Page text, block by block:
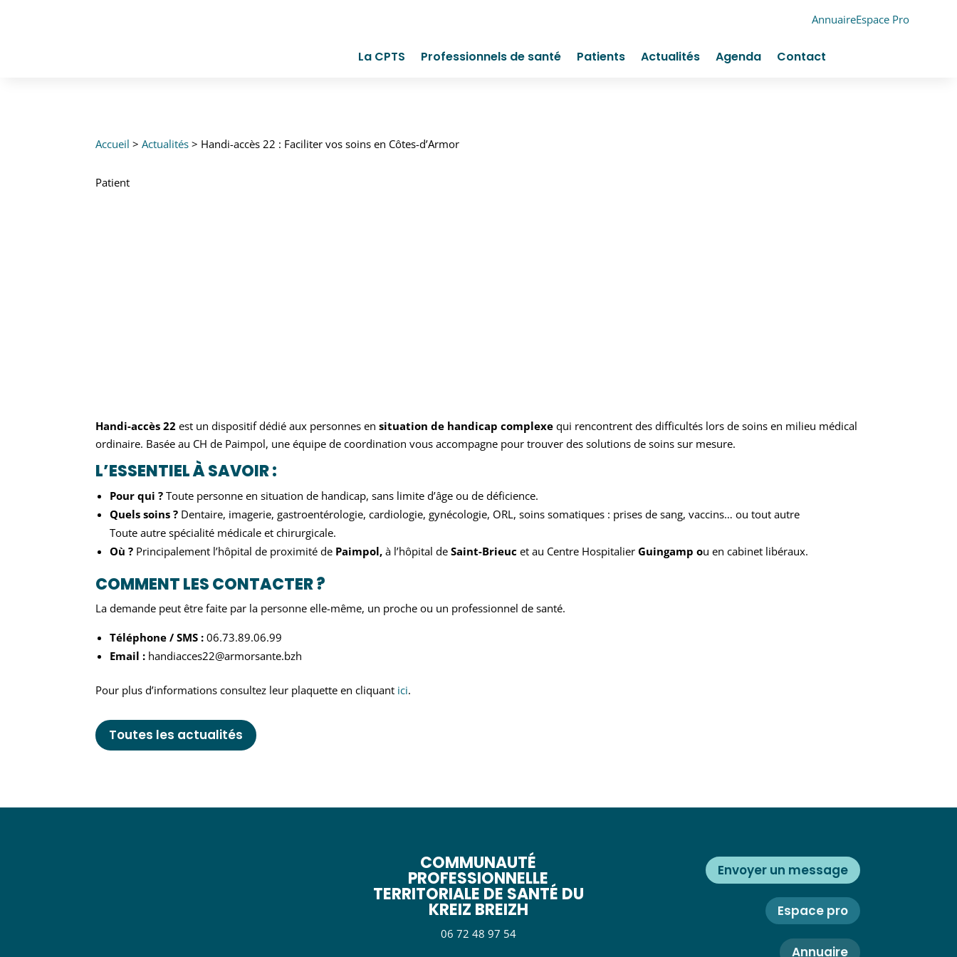
AnnuaireEspace Pro
La CPTS Professionnels de santé Patients Actualités Agenda Contact
Accueil >Actualités > Handi-accès 22 : Faciliter vos soins en Côtes-d’Armor
Patient
Handi-accès 22 est un dispositif dédié aux personnes ensituation de handicap complexe qui rencontrent des difficultés lors de soins en milieu médical
ordinaire. Basée au CH de Paimpol, une équipe de coordination vous accompagne pour trouver des solutions de soins sur mesure.
L’ESSENTIEL À SAVOIR :
Pour qui ? Toute personne en situation de handicap, sans limite d’âge ou de déficience.
Quels soins ? Dentaire, imagerie, gastroentérologie, cardiologie, gynécologie, ORL, soins somatiques : prises de sang, vaccins… ou tout autre
Toute autre spécialité médicale et chirurgicale.
Où ? Principalement l’hôpital de proximité de Paimpol,à l’hôpital deSaint-Brieucet au Centre HospitalierGuingamp ou en cabinet libéraux.
COMMENT LES CONTACTER ?
La demande peut être faite par la personne elle-même, un proche ou un professionnel de santé.
Téléphone / SMS : 06.73.89.06.99
Email : handiacces22@armorsante.bzh
Pour plus d’informations consultez leur plaquette en cliquant ici.
Toutes les actualités
COMMUNAUTÉ
PROFESSIONNELLE
TERRITORIALE DE SANTÉ DU
KREIZ BREIZH
06 72 48 97 54
Envoyer un message
Espace pro
Annuaire